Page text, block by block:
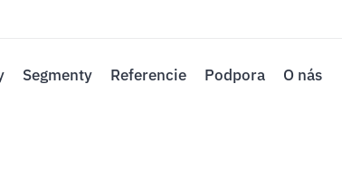
Segmenty Referencie Podpora O nás